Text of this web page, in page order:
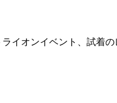
イオンイベント、試着の